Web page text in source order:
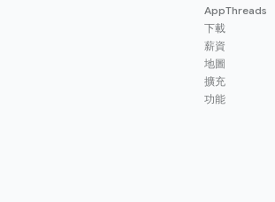
App
下載
薪資
地圖
擴充
功能
Threads